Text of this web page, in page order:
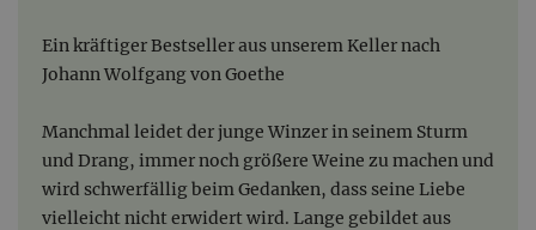
Ein kräftiger Bestseller aus unserem Keller nach
Johann Wolfgang von Goethe
Manchmal leidet der junge Winzer in seinem Sturm
und Drang, immer noch größere Weine zu machen und
wird schwerfällig beim Gedanken, dass seine Liebe
vielleicht nicht erwidert wird. Lange gebildet aus